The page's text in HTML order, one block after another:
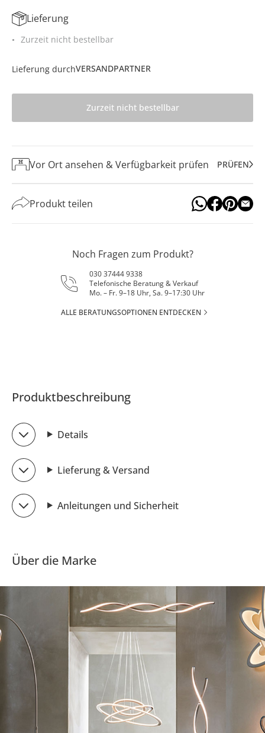
Lieferung
Zurzeit nicht bestellbar
Lieferung durchVERSANDPARTNER
Zurzeit nicht bestellbar
Vor Ort ansehen & Verfügbarkeit prüfen PRÜFEN
Produkt teilen
Noch Fragen zum Produkt?
030 37444 9338
Telefonische Beratung & Verkauf
Mo. – Fr. 9–18 Uhr, Sa. 9–17:30 Uhr
ALLE BERATUNGSOPTIONEN ENTDECKEN
Produktbeschreibung
Details
Lieferung & Versand
Anleitungen und Sicherheit
Über die Marke